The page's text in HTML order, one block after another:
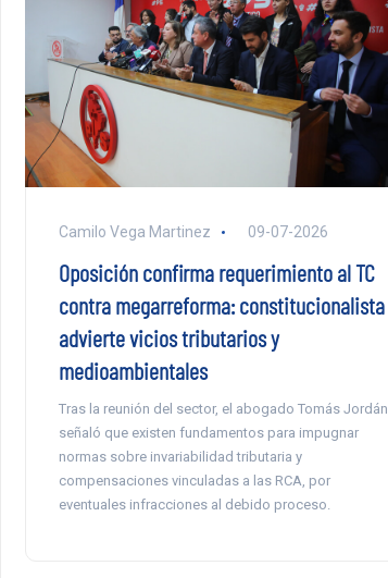
Camilo Vega Martinez 09-07-2026
Oposición confirma requerimiento al TC
contra megarreforma: constitucionalista
advierte vicios tributarios y
medioambientales
Tras la reunión del sector, el abogado Tomás Jordán
señaló que existen fundamentos para impugnar
normas sobre invariabilidad tributaria y
compensaciones vinculadas a las RCA, por
eventuales infracciones al debido proceso.